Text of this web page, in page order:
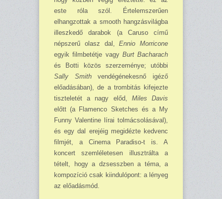
este róla szól. Értelemszerűen
elhangzottak a smooth hangzásvilágba
illeszkedő darabok (a Caruso című
népszerű olasz dal,Ennio Morricone
egyik filmbetétje vagy Burt Bacharach
és Botti közös szerzeménye; utóbbi
Sally Smithvendégénekesnő igéző
előadásában), de a trombitás kifejezte
tiszteletét a nagy előd, Miles Davis
előtt (a Flamenco Sketches és a My
Funny Valentine lírai tolmácsolásával),
és egy dal erejéig megidézte kedvenc
filmjét, a Cinema Paradiso-t is. A
koncert szemléletesen illusztrálta a
tételt, hogy a dzsesszben a téma, a
kompozíció csak kiindulópont: a lényeg
az előadásmód.